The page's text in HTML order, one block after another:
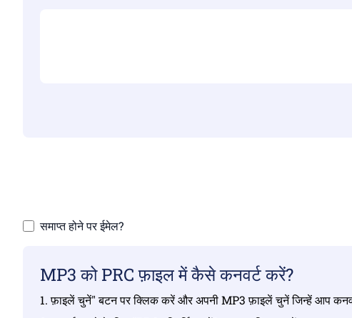
समाप्त होने पर ईमेल?
MP3 को PRC फ़ाइल में कैसे कनवर्ट करें?
1. फ़ाइलें चुनें" बटन पर क्लिक करें और अपनी MP3 फ़ाइलें चुनें जिन्हें आप